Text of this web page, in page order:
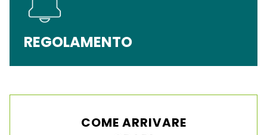
REGOLAMENTO
COME ARRIVARE